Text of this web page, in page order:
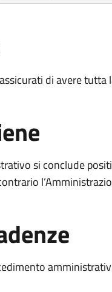
di avere
si conclude